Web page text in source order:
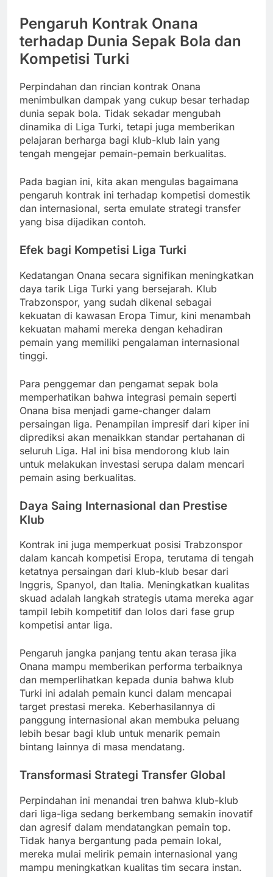
Pengaruh Kontrak Onana
terhadap Dunia Sepak Bola dan
Kompetisi Turki
Perpindahan dan rincian kontrak Onana
menimbulkan dampak yang cukup besar terhadap
dunia sepak bola. Tidak sekadar mengubah
dinamika di Liga Turki, tetapi juga memberikan
pelajaran berharga bagi klub-klub lain yang
tengah mengejar pemain-pemain berkualitas.
Pada bagian ini, kita akan mengulas bagaimana
pengaruh kontrak ini terhadap kompetisi domestik
dan internasional, serta emulate strategi transfer
yang bisa dijadikan contoh.
Efek bagi Kompetisi Liga Turki
Kedatangan Onana secara signifikan meningkatkan
daya tarik Liga Turki yang bersejarah. Klub
Trabzonspor, yang sudah dikenal sebagai
kekuatan di kawasan Eropa Timur, kini menambah
kekuatan mahami mereka dengan kehadiran
pemain yang memiliki pengalaman internasional
tinggi.
Para penggemar dan pengamat sepak bola
memperhatikan bahwa integrasi pemain seperti
Onana bisa menjadi game-changer dalam
persaingan liga. Penampilan impresif dari kiper ini
diprediksi akan menaikkan standar pertahanan di
seluruh Liga. Hal ini bisa mendorong klub lain
untuk melakukan investasi serupa dalam mencari
pemain asing berkualitas.
Daya Saing Internasional dan Prestise
Klub
Kontrak ini juga memperkuat posisi Trabzonspor
dalam kancah kompetisi Eropa, terutama di tengah
ketatnya persaingan dari klub-klub besar dari
Inggris, Spanyol, dan Italia. Meningkatkan kualitas
skuad adalah langkah strategis utama mereka agar
tampil lebih kompetitif dan lolos dari fase grup
kompetisi antar liga.
Pengaruh jangka panjang tentu akan terasa jika
Onana mampu memberikan performa terbaiknya
dan memperlihatkan kepada dunia bahwa klub
Turki ini adalah pemain kunci dalam mencapai
target prestasi mereka. Keberhasilannya di
panggung internasional akan membuka peluang
lebih besar bagi klub untuk menarik pemain
bintang lainnya di masa mendatang.
Transformasi Strategi Transfer Global
Perpindahan ini menandai tren bahwa klub-klub
dari liga-liga sedang berkembang semakin inovatif
dan agresif dalam mendatangkan pemain top.
Tidak hanya bergantung pada pemain lokal,
mereka mulai melirik pemain internasional yang
mampu meningkatkan kualitas tim secara instan.